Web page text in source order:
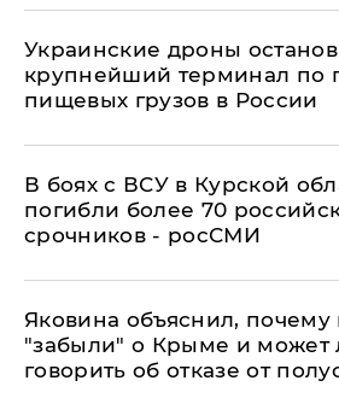
Украинские дроны
крупнейший терминал по
пищевых грузов в России
В боях с ВСУ в Курской
погибли более 70
срочников - росСМИ
Яковина объяснил, почему
"забыли" о Крыме и может
говорить об отказе от